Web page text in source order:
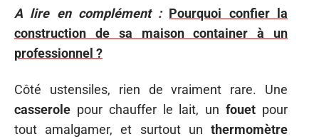
A lire en complément : Pourquoi confier la
construction de sa maison container à un
professionnel ?
Côté ustensiles, rien de vraiment rare. Une
casserole pour chauffer le lait, unfouet pour
tout amalgamer, et surtout un thermomètre